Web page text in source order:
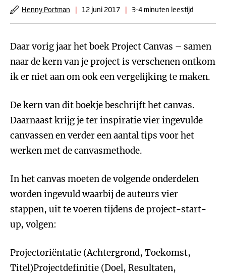
Henny Portman | 12 juni 2017 | 3-4 minuten leestijd
Daar vorig jaar het boek Project Canvas – samen
naar de kern van je project is verschenen ontkom
ik er niet aan om ook een vergelijking te maken.
De kern van dit boekje beschrijft het canvas.
Daarnaast krijg je ter inspiratie vier ingevulde
canvassen en verder een aantal tips voor het
werken met de canvasmethode.
In het canvas moeten de volgende onderdelen
worden ingevuld waarbij de auteurs vier
stappen, uit te voeren tijdens de project-start-
up, volgen:
Projectoriëntatie (Achtergrond, Toekomst,
Titel)Projectdefinitie (Doel, Resultaten,